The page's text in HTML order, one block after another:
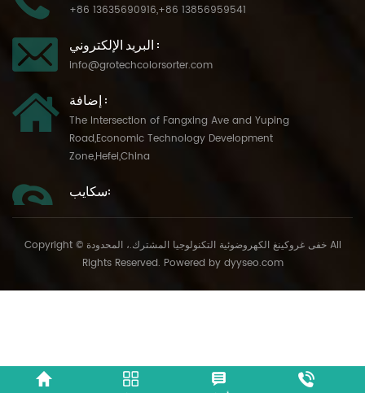
+86 13635690916,+86 13856959541
البريد الإلكتروني :
info@grotechcolorsorter.com
إضافة :
The Intersection of Fangxing Ave and Yuping
Road,Economic Technology Development
Zone,Hefei,China
سكايب:
Copyright © خفى غروكينغ الكهروضوئية التكنولوجيا المشترك.، المحدودة All
Rights Reserved. Powered by dyyseo.com